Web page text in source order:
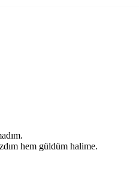
hem güldüm halime.